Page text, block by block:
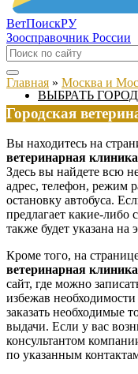
ВетПоискРУ
Зоосправочник России
ВЫБРАТЬ ГОРОД
Главная » Москва и
Городская
Вы находитесь на
ветеринарная
Здесь вы найдете всю
адрес, телефон, режим
остановку автобуса.
предлагает какие-
также будет указана на
Кроме того, на
ветеринарная
сайт, где можно
избежав необходимости
заказать необходимые
выдачи. Если у вас
консультантом
по указанным